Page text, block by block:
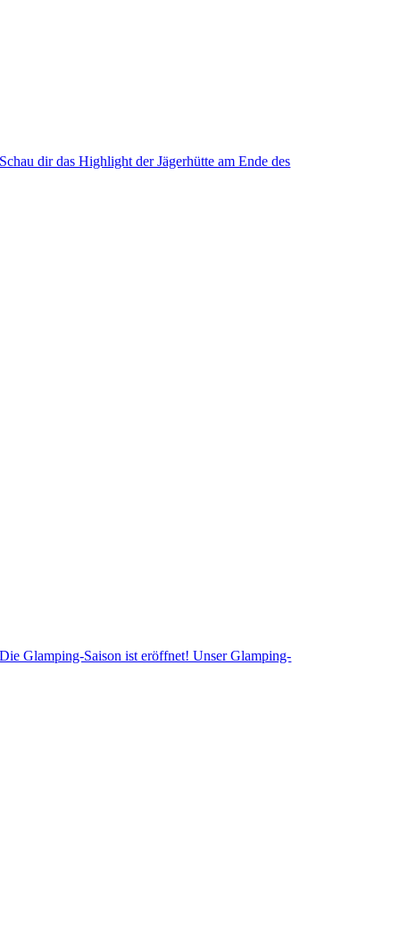
Schau dir das Highlight der Jägerhütte am Ende des
Die Glamping-Saison ist eröffnet! Unser Glamping-